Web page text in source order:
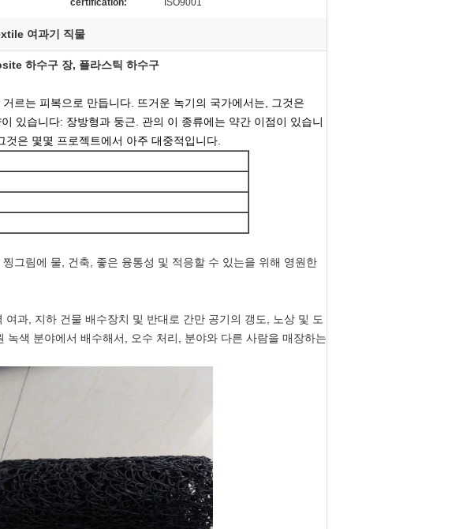
certification: ISO9001
여과기 직물
하수구 장, 플라스틱 하수구
르는 피복으로 만듭니다. 뜨거운 녹기의 국가에서는, 그것은
있습니다: 장방형과 둥근. 관의 이 종류에는 약간 이점이 있습니
은 몇몇 프로젝트에서 아주 대중적입니다.
그림에 물, 건축, 좋은 융통성 및 적응할 수 있는을 위해 영원한
과, 지하 건물 배수장치 및 반대로 간만 공기의 갱도, 노상 및 도
색 분야에서 배수해서, 오수 처리, 분야와 다른 사람을 매장하는